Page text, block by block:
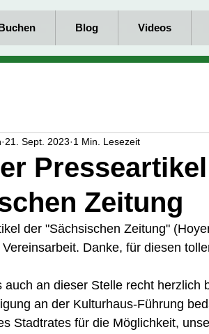
Blog Videos
Zeitung
21. Sept. 2023 1 Min. Lesezeit
der "Sächsischen Zeitung"
Danke, für diesen
auch an dieser Stelle recht herzlich
an der Kulturhaus-Führung
Stadtrates für die Möglichkeit,